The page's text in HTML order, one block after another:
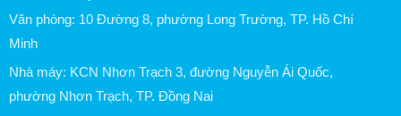
Văn phòng: 10 Đường 8, phường Long Trường, TP. Hồ Chí
Minh
Nhà máy: KCN Nhơn Trạch 3, đường Nguyễn Ái Quốc,
phường Nhơn Trạch, TP. Đồng Nai